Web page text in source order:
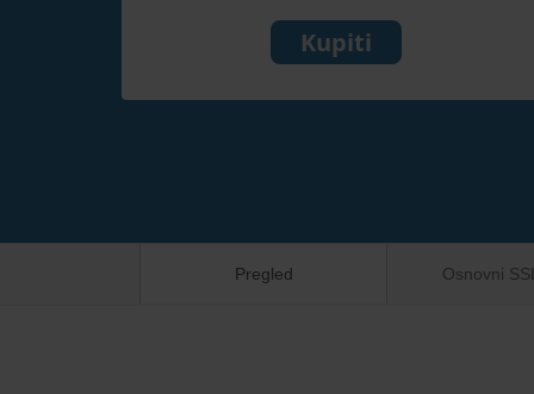
Kupiti
Pregled Osnovni